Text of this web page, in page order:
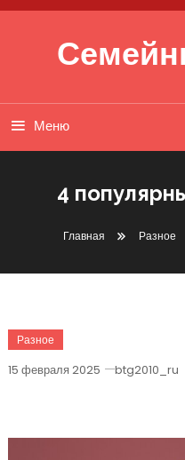
Перейти к содержимому
Меню
4
Главная Разное
Разное
15 февраля 2025 btg2010_ru